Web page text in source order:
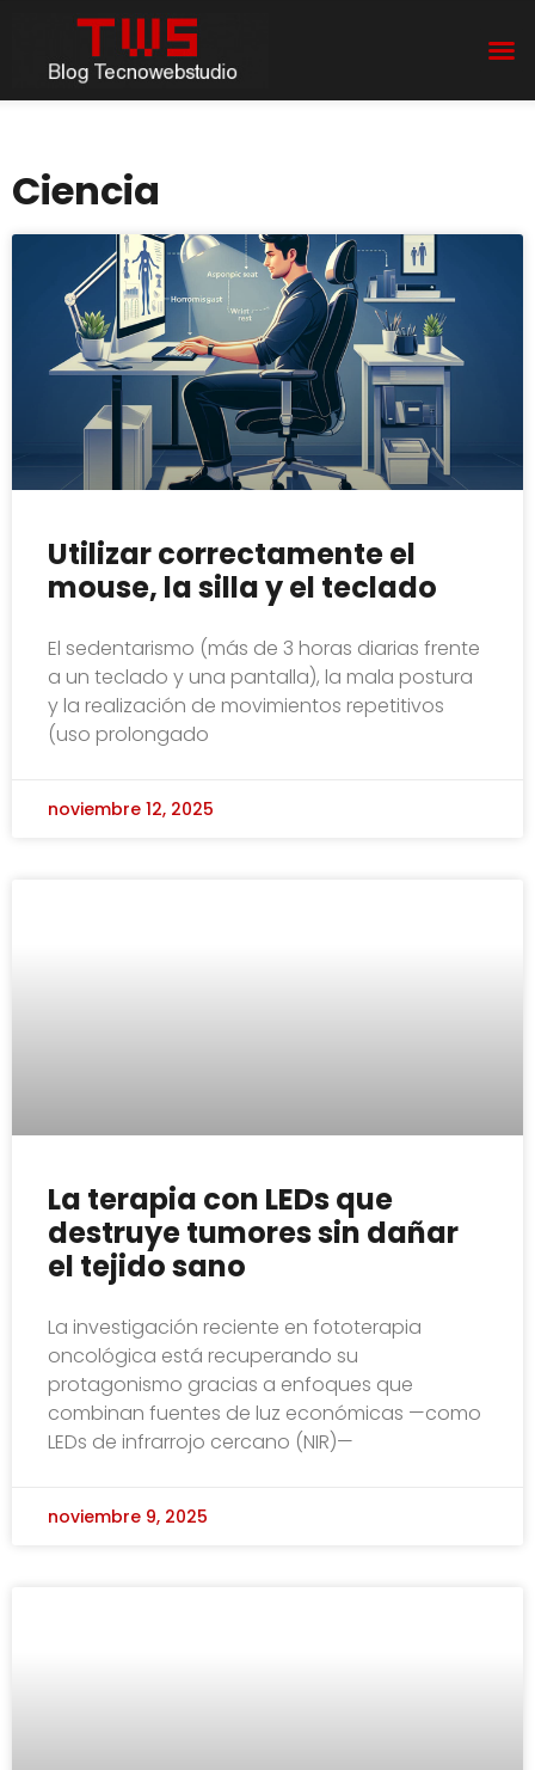
Ciencia
Utilizar correctamente el
mouse, la silla y el teclado
El sedentarismo (más de 3 horas diarias frente
a un teclado y una pantalla), la mala postura
y la realización de movimientos repetitivos
(uso prolongado
noviembre 12, 2025
La terapia con LEDs que
destruye tumores sin dañar
el tejido sano
La investigación reciente en fototerapia
oncológica está recuperando su
protagonismo gracias a enfoques que
combinan fuentes de luz económicas —como
LEDs de infrarrojo cercano (NIR)—
noviembre 9, 2025